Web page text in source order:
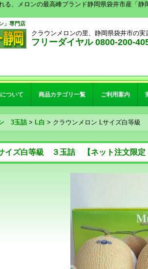
、メロンの最高峰ブランド静岡県袋井市産「
」専門店
クラウンメロンの里、静岡県袋井市の実
フリーダイヤル 0800-200-
ついて 商品カテゴリ一覧 ご利用案内
3玉詰 > L白 > クラウンメロン Lサイズ白等級
イズ白等級 ３玉詰 【ネット注文限定